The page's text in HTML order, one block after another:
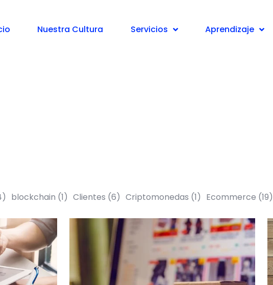
Nuestra Cultura Servicios Aprendizaje
Marketing digital e Inbound
blockchain (1) Clientes (6) Criptomonedas (1) Ecommerce (19)